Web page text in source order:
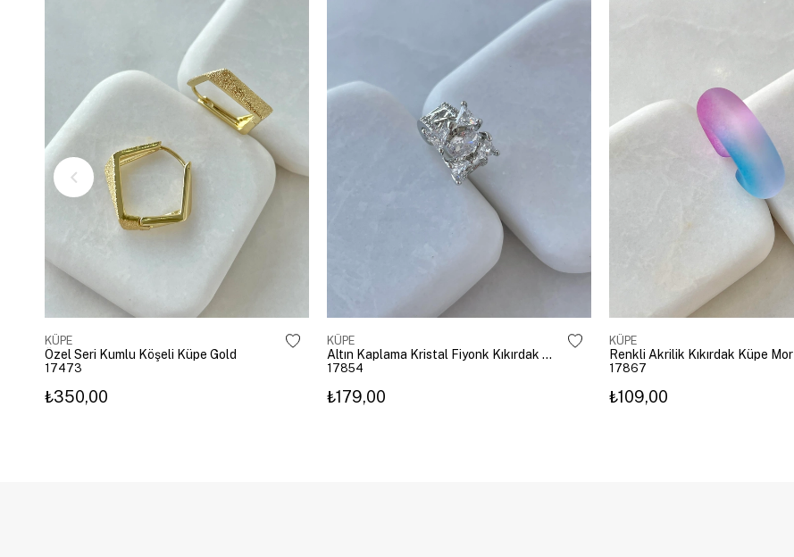
KÜPE
Özel Seri Kumlu Köşeli Küpe Gold
17473
₺350,00
KÜPE
Altın Kaplama Kristal Fiyonk Kıkırdak Küpe Gümüş
17854
₺179,00
KÜPE
Renkli Akrilik Kıkırdak Küpe Mor
17867
₺109,00